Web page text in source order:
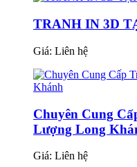
TRANH IN 3D
Giá: Liên hệ
Chuyên Cung
Lượng Long
Giá: Liên hệ